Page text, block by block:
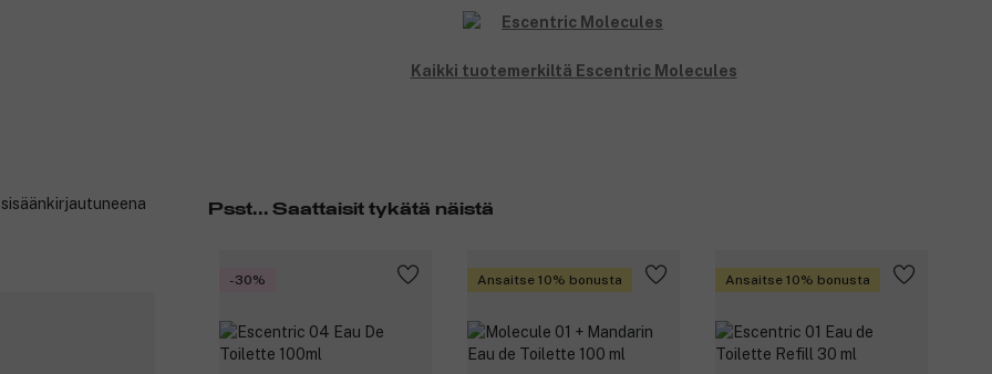
Kaikki tuotemerkiltä Escentric Molecules
Psst... Saattaisit tykätä näistä
-30% Ansaitse 10% bonusta Ansaitse 10% bonusta